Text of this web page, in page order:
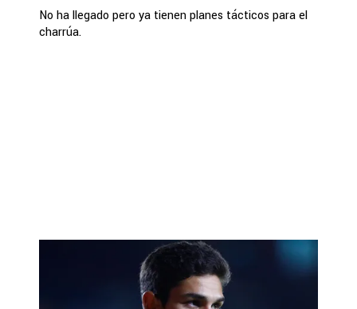
No ha llegado pero ya tienen planes tácticos para el
charrúa.